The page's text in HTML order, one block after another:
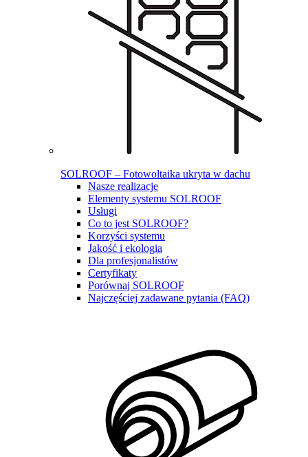
SOLROOF – Fotowoltaika ukryta w dachu
Nasze realizacje
Elementy systemu SOLROOF
Usługi
Co to jest SOLROOF?
Korzyści systemu
Jakość i ekologia
Dla profesjonalistów
Certyfikaty
Porównaj SOLROOF
Najczęściej zadawane pytania (FAQ)